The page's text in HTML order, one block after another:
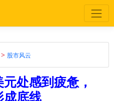
> 股市风云
处感到疲惫，
成底线